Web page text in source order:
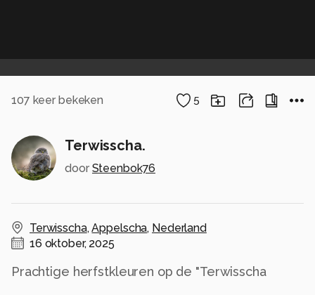
107 keer bekeken 5
Terwisscha.
door Steenbok76
Terwisscha,Appelscha, Nederland
16 oktober, 2025
Prachtige herfstkleuren op de "Terwisscha